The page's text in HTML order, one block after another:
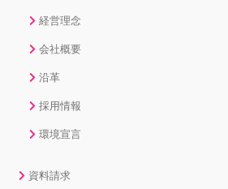
経営理念
会社概要
沿革
採用情報
環境宣言
資料請求